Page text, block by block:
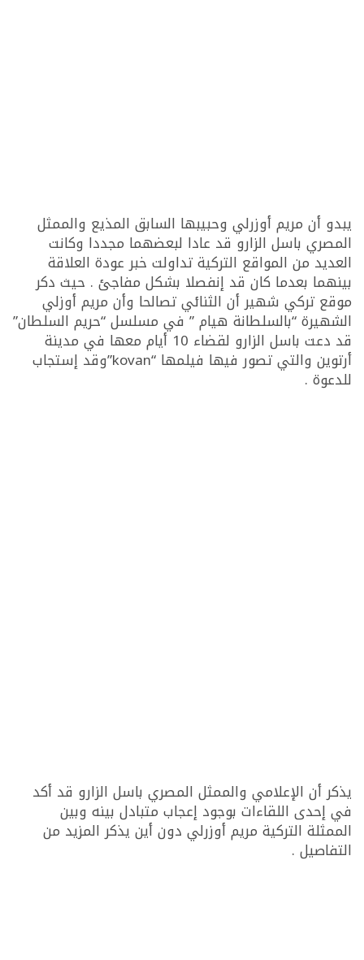
يبدو أن مريم أوزرلي وحبيبها السابق المذيع والممثل
المصري باسل الزارو قد عادا لبعضهما مجددا وكانت
العديد من المواقع التركية تداولت خبر عودة العلاقة
بينهما بعدما كان قد إنفصلا بشكل مفاجئ . حيث دكر
موقع تركي شهير أن الثنائي تصالحا وأن مريم أوزلي
الشهيرة “بالسلطانة هيام ” في مسلسل “حريم السلطان”
قد دعت باسل الزارو لقضاء 10 أيام معها في مدينة
أرتوين والتي تصور فيها فيلمها “kovan”وقد إستجاب
للدعوة .
يذكر أن الإعلامي والممثل المصري باسل الزارو قد أكد
في إحدى اللقاءات بوجود إعجاب متبادل بينه وبين
الممثلة التركية مريم أوزرلي دون أين يذكر المزيد من
التفاصيل .